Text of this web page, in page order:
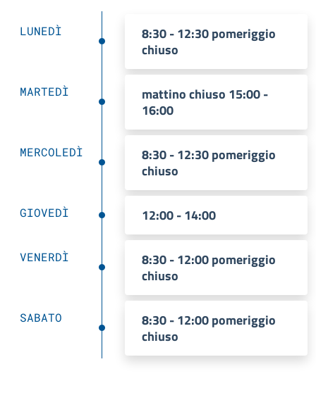
LUNEDÌ
8:30 - 12:30 pomeriggio
chiuso
MARTEDÌ
mattino chiuso 15:00 -
16:00
MERCOLEDÌ
8:30 - 12:30 pomeriggio
chiuso
GIOVEDÌ 12:00 - 14:00
VENERDÌ
8:30 - 12:00 pomeriggio
chiuso
SABATO
8:30 - 12:00 pomeriggio
chiuso